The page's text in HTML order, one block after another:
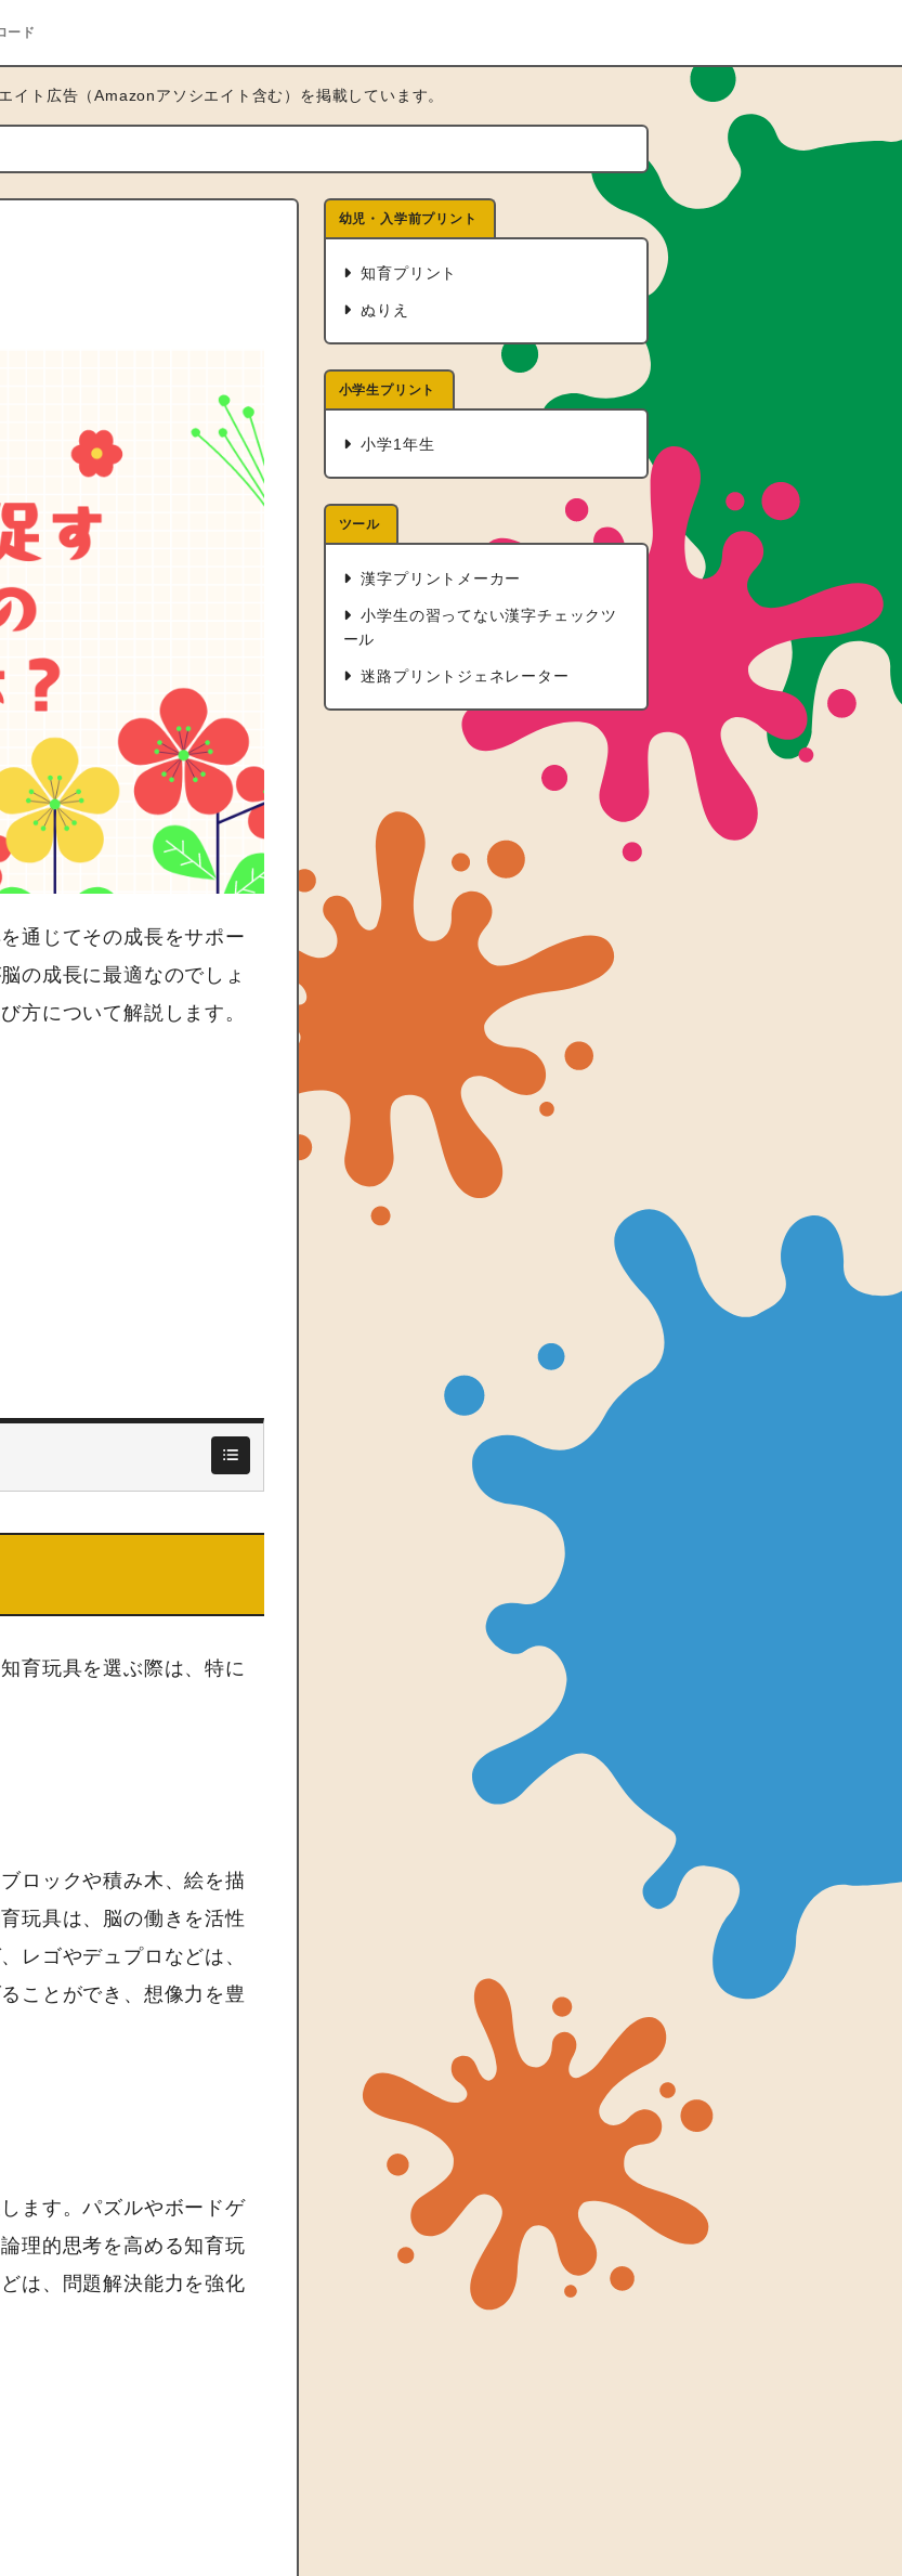
ード
イト広告（Amazonアソシエイト含む）を掲載しています。
通じてその成長をサポー
の成長に最適なのでしょ
方について解説します。
育玩具を選ぶ際は、特に
ロックや積み木、絵を描
玩具は、脳の働きを活性
レゴやデュプロなどは、
ことができ、想像力を豊
ます。パズルやボードゲ
理的思考を高める知育玩
は、問題解決能力を強化
幼児・入学前プリント
知育プリント
ぬりえ
小学生プリント
小学1年生
ツール
漢字プリントメーカー
小学生の習ってない漢字チェックツ
ール
迷路プリントジェネレーター